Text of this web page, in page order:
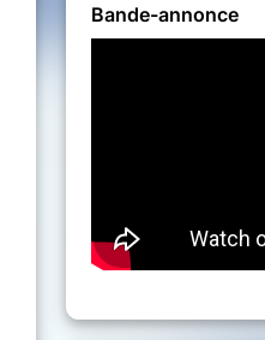
Bande-annonce